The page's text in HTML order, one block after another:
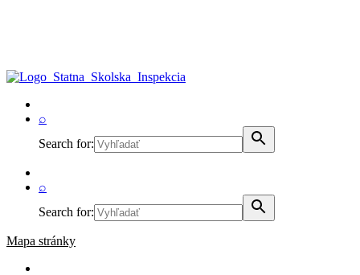
⌕
Search for:
⌕
Search for:
Mapa stránky